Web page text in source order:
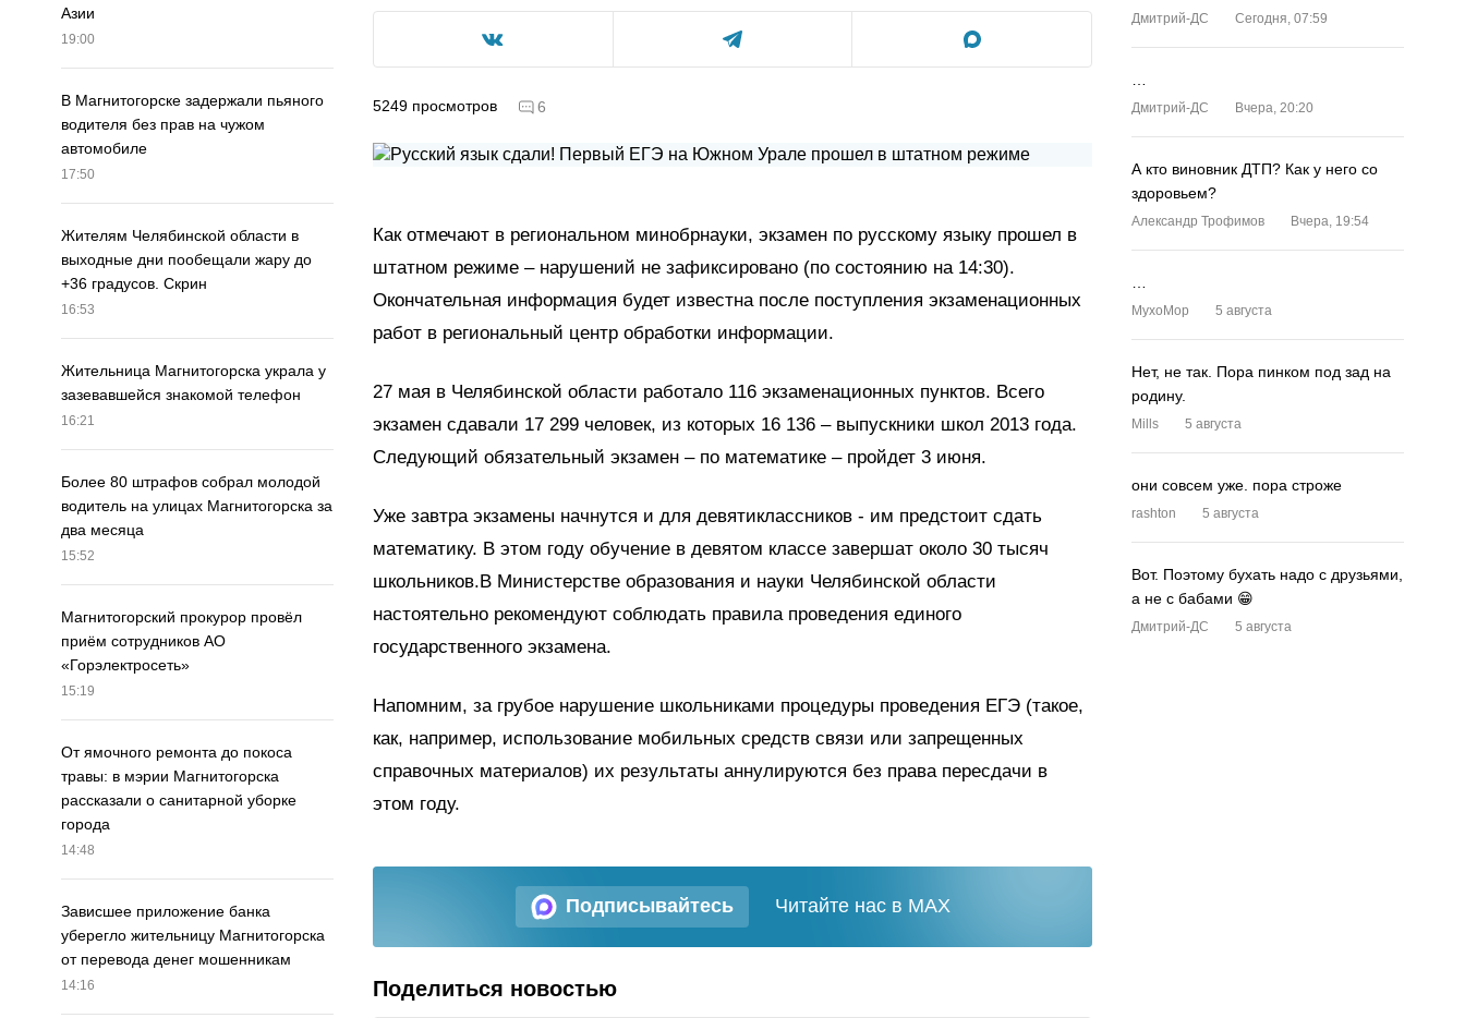
Азии
19:00
В Магнитогорске задержали пьяного
водителя без прав на чужом
автомобиле
17:50
Жителям Челябинской области в
выходные дни пообещали жару до
+36 градусов. Скрин
16:53
Жительница Магнитогорска украла у
зазевавшейся знакомой телефон
16:21
Более 80 штрафов собрал молодой
водитель на улицах Магнитогорска за
два месяца
15:52
Магнитогорский прокурор провёл
приём сотрудников АО
«Горэлектросеть»
15:19
От ямочного ремонта до покоса
травы: в мэрии Магнитогорска
рассказали о санитарной уборке
города
14:48
Зависшее приложение банка
уберегло жительницу Магнитогорска
от перевода денег мошенникам
14:16
5249 просмотров 6
Как отмечают в региональном минобрнауки, экзамен по русскому языку прошел в
штатном режиме – нарушений не зафиксировано (по состоянию на 14:30).
Окончательная информация будет известна после поступления экзаменационных
работ в региональный центр обработки информации.
27 мая в Челябинской области работало 116 экзаменационных пунктов. Всего
экзамен сдавали 17 299 человек, из которых 16 136 – выпускники школ 2013 года.
Следующий обязательный экзамен – по математике – пройдет 3 июня.
Уже завтра экзамены начнутся и для девятиклассников - им предстоит сдать
математику. В этом году обучение в девятом классе завершат около 30 тысяч
школьников.В Министерстве образования и науки Челябинской области
настоятельно рекомендуют соблюдать правила проведения единого
государственного экзамена.
Напомним, за грубое нарушение школьниками процедуры проведения ЕГЭ (такое,
как, например, использование мобильных средств связи или запрещенных
справочных материалов) их результаты аннулируются без права пересдачи в
этом году.
Подписывайтесь Читайте нас в MAX
Поделиться новостью
Дмитрий-ДС Сегодня, 07:59
Дмитрий-ДС Вчера, 20:20
А кто виновник ДТП? Как у него со
здоровьем?
Александр Трофимов Вчера, 19:54
MyxoMop 5 августа
Нет, не так. Пора пинком под зад на
родину.
Mills 5 августа
они совсем уже. пора строже
rashton 5 августа
Вот. Поэтому бухать надо с друзьями,
а не с бабами 😁
Дмитрий-ДС 5 августа